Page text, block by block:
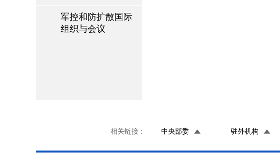
军控和防扩散国际
组织与会议
相关链接： 中央部委 驻外机构